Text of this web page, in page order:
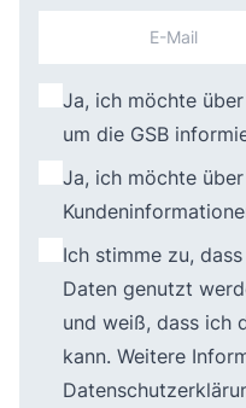
Ja, ich möchte
um die GSB
Ja, ich möchte
Ich stimme zu,
Daten genutzt
und weiß, dass ich
kann. Weitere